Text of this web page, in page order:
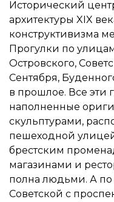
Исторический
архитектуры XIX
конструктивизма
Прогулки по
Островского,
Сентября,
в прошлое. Все эти
наполненные
скульптурами,
пешеходной
брестским
магазинами и
полна людьми. А
Советской с